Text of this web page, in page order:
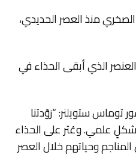
الصخري منذ العصر الحديدي،
الذي أبقى الحذاء في
ستويلنر: “زوّدتنا
بشكلٍ علمي. وعُثر على الحذاء
وحياتهم خلال العصر